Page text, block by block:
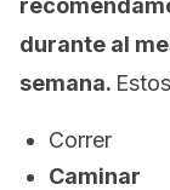
durante al
semana.
Correr
Caminar